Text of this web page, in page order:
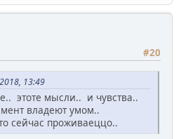
#20
13:49
этоте мысли.. и чувства..
владеют умом..
сейчас проживаеццо..